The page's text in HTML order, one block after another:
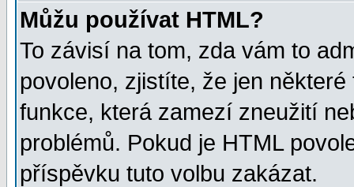
Můžu používat HTML?
To závisí na tom, zda vám to
povoleno, zjistíte, že jen
funkce, která zamezí zneužití
problémů. Pokud je HTML
příspěvku tuto volbu zakázat.